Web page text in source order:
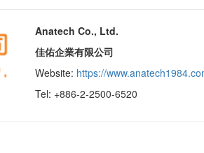
Anatech Co., Ltd.
佳佑企業有限公司
Website: https://
Tel: +886-2-2500-6520